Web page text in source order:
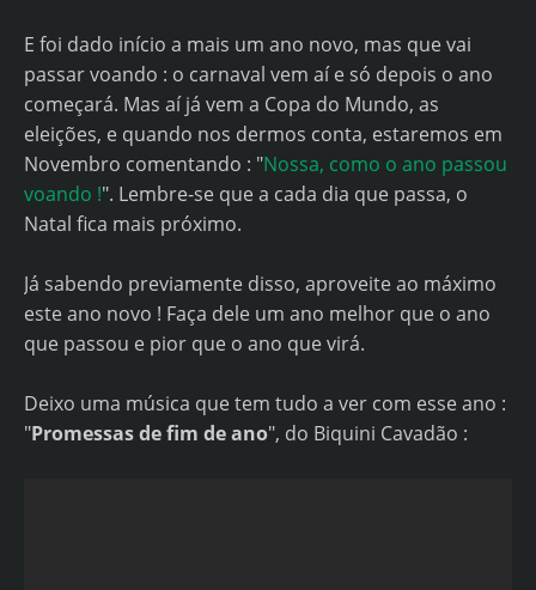
E foi dado início a mais um ano novo, mas que vai
passar voando : o carnaval vem aí e só depois o ano
começará. Mas aí já vem a Copa do Mundo, as
eleições, e quando nos dermos conta, estaremos em
Novembro comentando : "Nossa, como o ano passou
voando !". Lembre-se que a cada dia que passa, o
Natal fica mais próximo.
Já sabendo previamente disso, aproveite ao máximo
este ano novo ! Faça dele um ano melhor que o ano
que passou e pior que o ano que virá.
Deixo uma música que tem tudo a ver com esse ano :
"Promessas de fim de ano", do Biquini Cavadão :